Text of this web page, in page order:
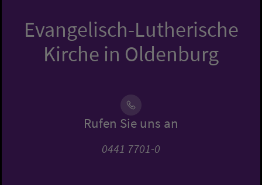
Evangelisch-Lutherische
Kirche in Oldenburg
Rufen Sie uns an
0441 7701-0